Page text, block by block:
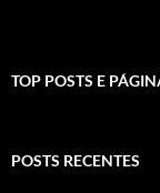
TOP POSTS E
POSTS RECENTES